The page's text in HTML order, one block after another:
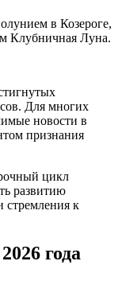
в Козероге,
Клубничная Луна.
Для многих
новости в
признания
цикл
развитию
стремления к
года